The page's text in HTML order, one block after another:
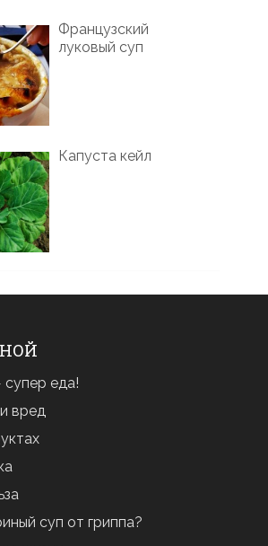
Французский
луковый суп
Капуста кейл
еда!
вред
суп от гриппа?